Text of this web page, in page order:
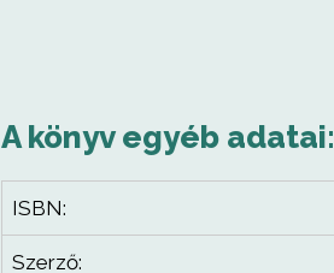
A könyv egyéb adatai:
ISBN:
Szerző: